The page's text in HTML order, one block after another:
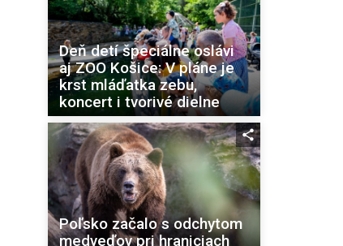
Deň detí špeciálne oslávi
aj ZOO Košice: V pláne je
krst mláďatka zebu,
koncert i tvorivé dielne
Poľsko začalo s odchytom
medveďov pri hraniciach